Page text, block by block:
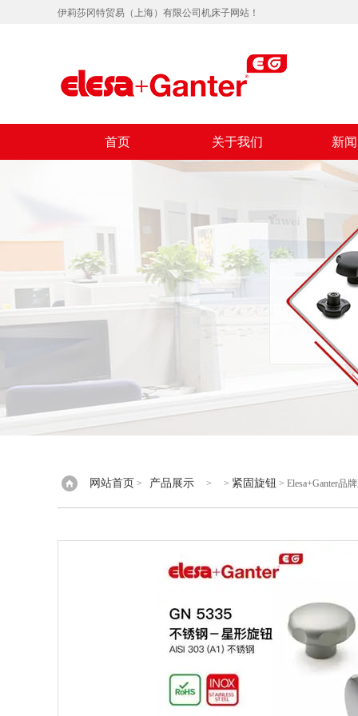
伊莉莎冈特贸易（上海）有限公司机床子网站！
首页 关于我们 新
网站首页 > 产品展示 > > 紧固旋钮 > Elesa+Ganter品